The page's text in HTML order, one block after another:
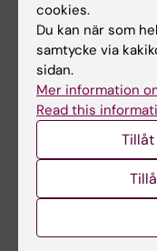
Med din hjälp kan
med en större
lösningar.
forskningsprojekt
värderingar. Du
projektets
återkoppling från
chans att höra det
Hör av dig till oss
vi dig med din
kommande
cookies.
Du kan när som
samtycke via
sidan.
Mer information
Read this